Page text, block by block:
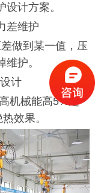
计方案。
差维护
做到某一值，压
护。
计
机械能高5%之
效果。